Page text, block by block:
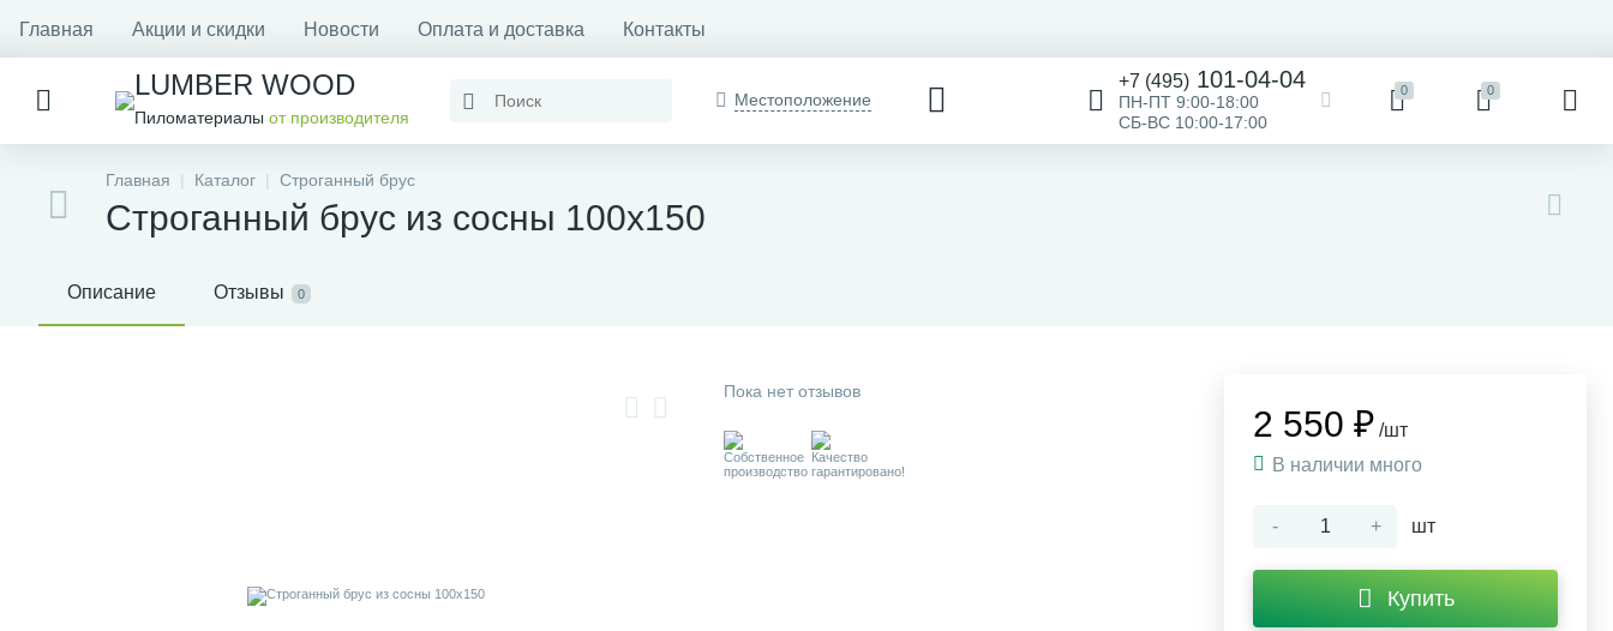
Главная Акции и скидки Новости Оплата и доставка Контакты
LUMBER WOOD
Пиломатериалы от производителя
Местоположение
+7 (495) 101-04-04
ПН-ПТ 9:00-18:00
СБ-ВС 10:00-17:00
0 0
Главная Каталог Строганный брус
Строганный брус из сосны 100х150
Описание Отзывы 0
Пока нет отзывов
2 550 ₽ /шт
В наличии много
- + шт
Купить